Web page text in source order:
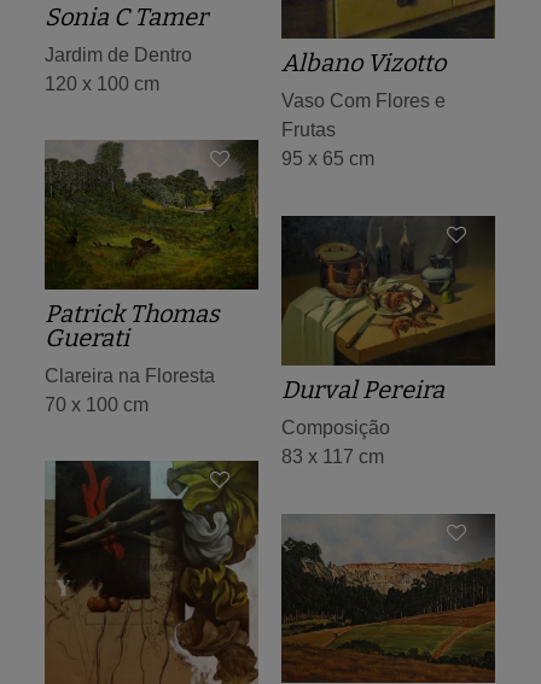
Sonia C Tamer
Jardim de Dentro
120 x 100 cm
Albano Vizotto
Vaso Com Flores e
Frutas
95 x 65 cm
Patrick Thomas
Guerati
Clareira na Floresta
70 x 100 cm
Durval Pereira
Composição
83 x 117 cm